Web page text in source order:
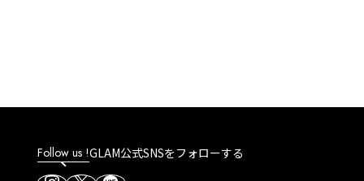
Follow us !GLAM公式SNSをフォローする